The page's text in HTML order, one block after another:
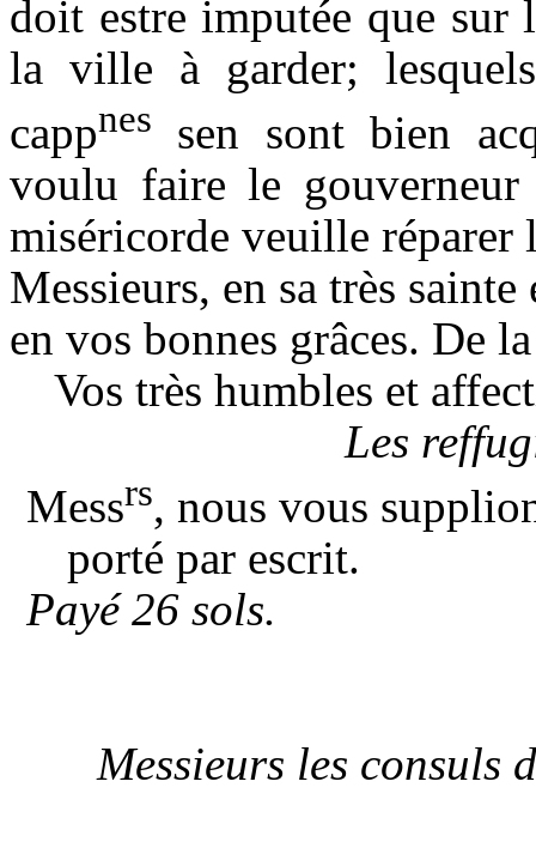
doit estre imputée que
la ville à garder;
cappnes
sen sont bien
voulu faire le
miséricorde veuille réparer
Messieurs, en sa très
en vos bonnes grâces. De
Vos très humbles et
Les
Messrs, nous vous
porté par escrit.
Payé 26 sols.
Messieurs les consuls